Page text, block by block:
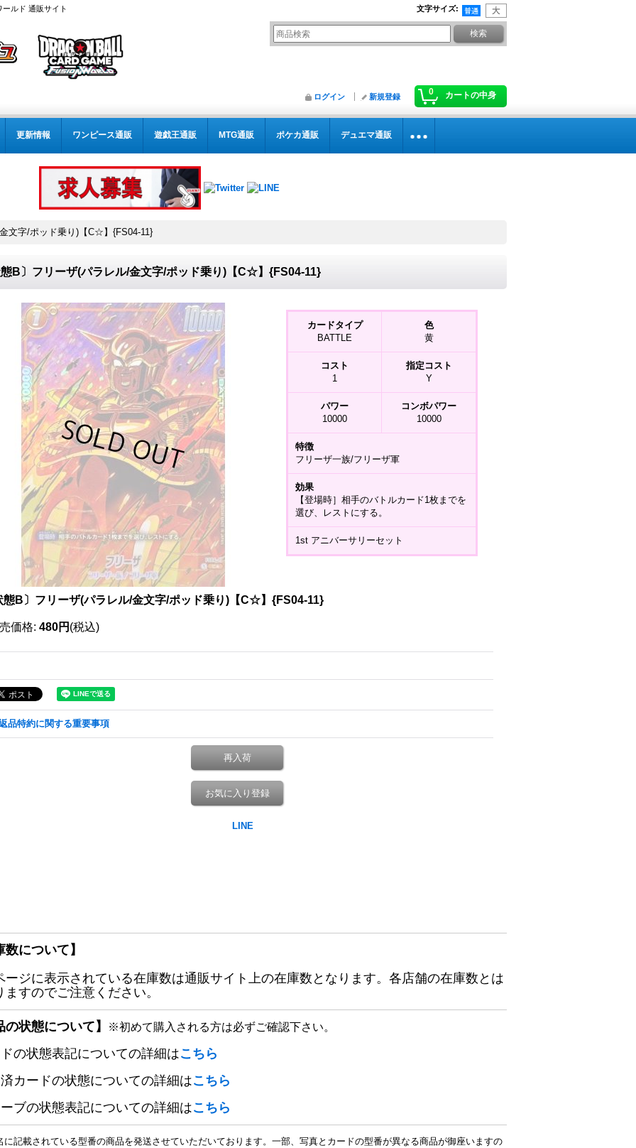
ルド 通販サイト 文字サイズ:
0 カートの中身
ログイン 新規登録
更新情報 ワンピース通販 遊戯王通販 MTG通販 ポケカ通販 デュエマ通販
文字/ポッド乗り)【C☆】{FS04-11}
B〕フリーザ(パラレル/金文字/ポッド乗り)【C☆】{FS04-11}
カードタイプ
BATTLE
色
黄
コスト
1
指定コスト
Y
パワー
10000
コンボパワー
10000
特徴
フリーザ一族/フリーザ軍
効果
【登場時］相手のバトルカード1枚までを
選び、レストにする。
1st アニバーサリーセット
態B〕フリーザ(パラレル/金文字/ポッド乗り)【C☆】{FS04-11}
価格: 480円 (税込)
品特約に関する重要事項
再入荷
お気に入り登録
数について】
ージに表示されている在庫数は通販サイト上の在庫数となります。各店舗の在庫数とは
ますのでご注意ください。
の状態について】 ※初めて購入される方は必ずご確認下さい。
の状態表記についての詳細はこちら
カードの状態についての詳細はこちら
ブの状態表記についての詳細はこちら
記載されている型番の商品を発送させていただいております。一部、写真とカードの型番が異なる商品が御座いますの